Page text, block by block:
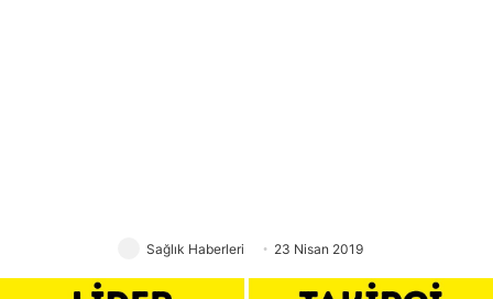
Sağlık Haberleri 23 Nisan 2019